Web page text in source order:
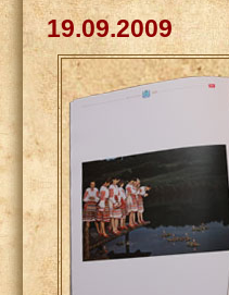
19.09.2009